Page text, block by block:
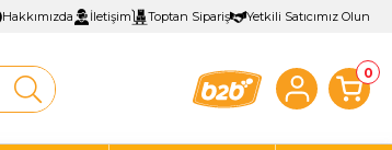
Hakkımızda İletişim Toptan Sipariş Yetkili Satıcımız Olun
0